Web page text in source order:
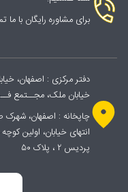
برای مشاوره رایگان با ما
دفتر مرکزی : اصفهان،
خیابان ملک، مجــتمع
انتهای خیابان، اولین
پردیس ۲ ، پلاک ۵۰